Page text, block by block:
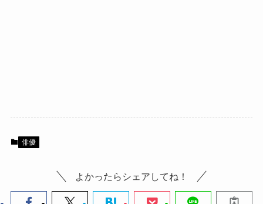
俳優
よかったらシェアしてね！